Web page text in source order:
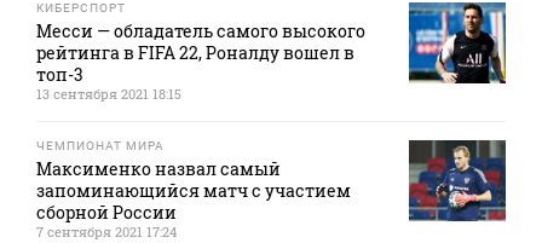
КИБЕРСПОРТ
Месси — обладатель самого высокого
рейтинга в FIFA 22, Роналду вошел в
топ-3
13 сентября 2021 18:15
ЧЕМПИОНАТ МИРА
Максименко назвал самый
запоминающийся матч с участием
сборной России
7 сентября 2021 17:24